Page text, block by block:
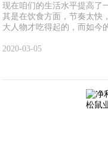
现在咱们的生活水平提高了
其是在饮食方面，节奏太快
大人物才吃得起的，而如今
2020-03-05